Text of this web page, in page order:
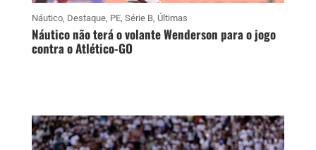
Náutico, Destaque, PE, Série B, Últimas
Náutico não terá o volante Wenderson para o jogo
contra o Atlético-GO